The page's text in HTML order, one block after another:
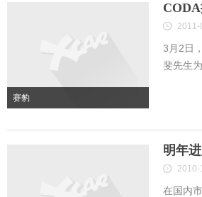
赛豹
2011-
3月2日
斐先生
明年
2010-
在国内